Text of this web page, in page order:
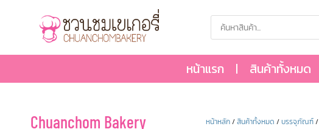
หน้าแรก สินค้าทั้งหมด
Chuanchom Bakery หน้าหลัก/สินค้าทั้งหมด /บรรจุภัณฑ์/